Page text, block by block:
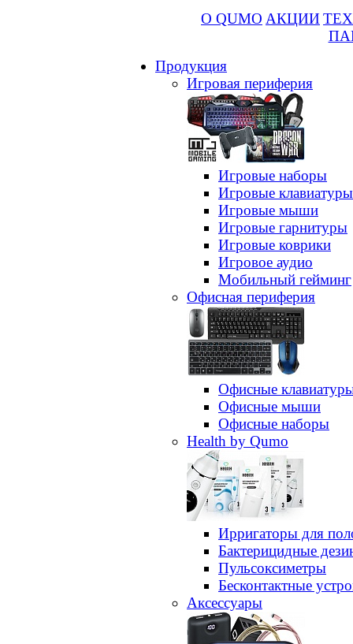
О QUMO АКЦИИ
Продукция
Игровая периферия
Игровые наборы
Игровые клавиатуры
Игровые мыши
Игровые гарнитуры
Игровые коврики
Игровое аудио
Мобильный гейминг
Офисная периферия
Офисные
Офисные мыши
Офисные наборы
Health by Qumo
Ирригаторы для
Бактерицидные
Пульсоксиметры
Бесконтактные
Аксессуары